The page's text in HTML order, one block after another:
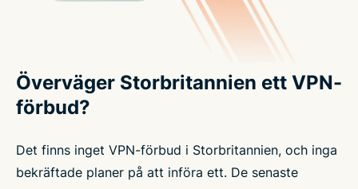
Överväger Storbritannien ett VPN-
förbud?
Det finns inget VPN-förbud i Storbritannien, och inga
bekräftade planer på att införa ett. De senaste